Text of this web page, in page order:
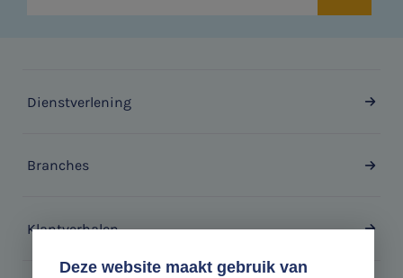
Deze website maakt gebruik van
Dienstverlening
Branches
Klantverhalen